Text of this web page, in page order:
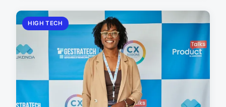
HIGH TECH